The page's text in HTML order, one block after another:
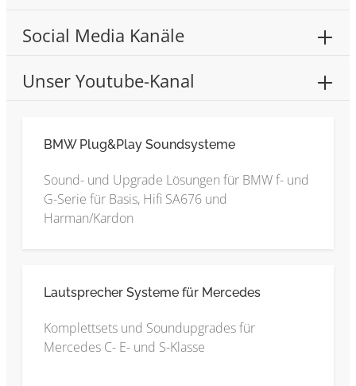
Social Media Kanäle
Unser Youtube-Kanal
BMW Plug&Play Soundsysteme
Sound- und Upgrade Lösungen für BMW f- und
G-Serie für Basis, Hifi SA676 und
Harman/Kardon
Lautsprecher Systeme für Mercedes
Komplettsets und Soundupgrades für
Mercedes C- E- und S-Klasse